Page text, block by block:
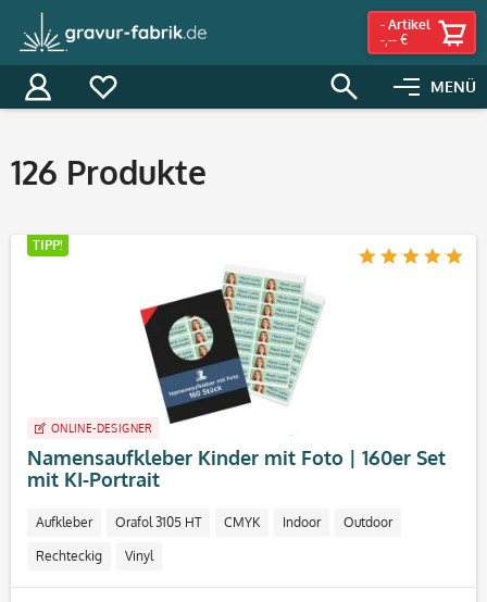
MENÜ
- Artikel
-,-- €
126 Produkte
TIPP!
ONLINE-DESIGNER
Namensaufkleber Kinder mit Foto | 160er Set
mit KI-Portrait
Aufkleber Orafol 3105 HT CMYK Indoor Outdoor
Rechteckig Vinyl